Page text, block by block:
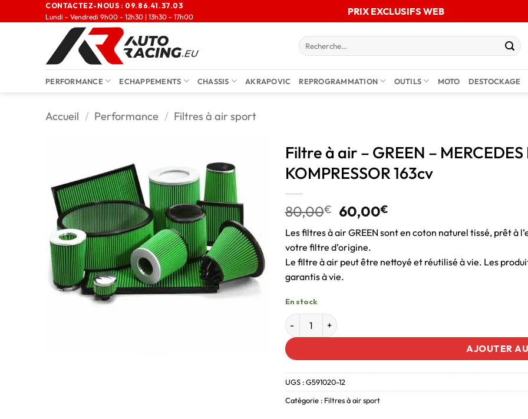
CONTACTEZ-NOUS : 09.86.41.37.03
Lundi - Vendredi 9h00 - 12h30 | 13h30 - 17h00
PRIX EXCLUSIFS WEB
PERFORMANCE ECHAPPEMENTS CHASSIS AKRAPOVIC REPROGRAMMATION OUTILS MOTO DESTOCKAGE
Accueil / Performance / Filtres à air sport
Filtre à air – GREEN – MERCEDES
KOMPRESSOR 163cv
80,00€ 60,00€
Les filtres à air GREEN sont en coton naturel tissé, prêt à
votre filtre d’origine.
Le filtre à air peut être nettoyé et réutilisé à vie. Les
garantis à vie.
En stock
AJOUTER
UGS :G591020-12
Catégorie : Filtres à air sport